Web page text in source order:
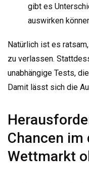
gibt es
auswirken
Natürlich ist es
zu verlassen.
unabhängige Tests,
Damit lässt sich die
Chancen im
Wettmarkt